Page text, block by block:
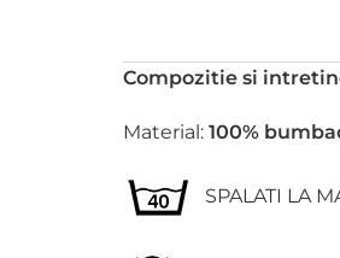
Compozitie si
Material:100%
SPALATI LA